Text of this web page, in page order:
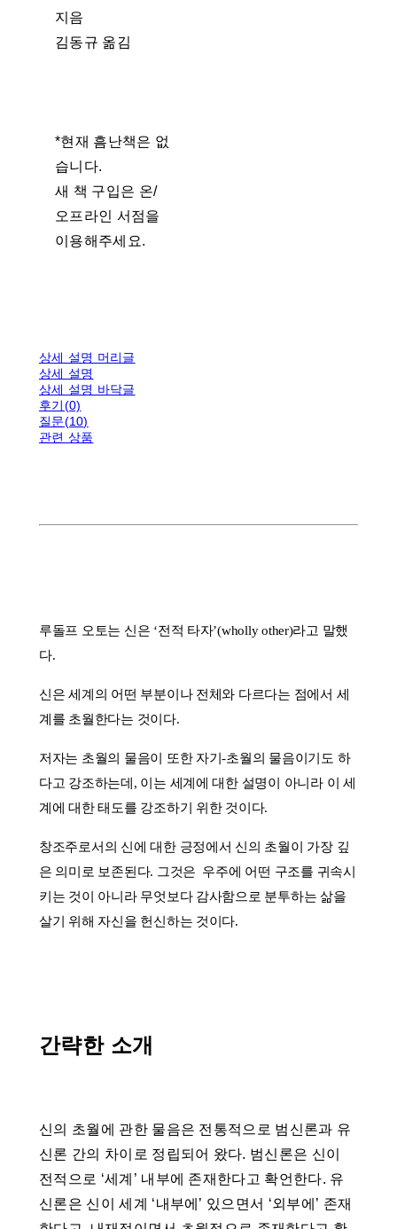
지음
김동규 옮김
*현재 흠난책은 없
습니다.
새 책 구입은 온/
오프라인 서점을
이용해주세요.
상세 설명 머리글
상세 설명
상세 설명 바닥글
후기(0)
질문(10)
관련 상품
루돌프 오토는 신은 ‘전적 타자’(wholly other)라고 말했
다.
신은 세계의 어떤 부분이나 전체와 다르다는 점에서 세
계를 초월한다는 것이다.
저자는 초월의 물음이 또한 자기-초월의 물음이기도 하
다고 강조하는데, 이는 세계에 대한 설명이 아니라 이 세
계에 대한 태도를 강조하기 위한 것이다.
창조주로서의 신에 대한 긍정에서 신의 초월이 가장 깊
은 의미로 보존된다. 그것은 우주에 어떤 구조를 귀속시
키는 것이 아니라 무엇보다 감사함으로 분투하는 삶을
살기 위해 자신을 헌신하는 것이다.
간략한 소개
신의 초월에 관한 물음은 전통적으로 범신론과 유
신론 간의 차이로 정립되어 왔다. 범신론은 신이
전적으로 ‘세계’ 내부에 존재한다고 확언한다. 유
신론은 신이 세계 ‘내부에’ 있으면서 ‘외부에’ 존재